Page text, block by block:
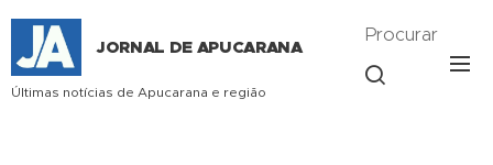
JORNAL DE APUCARANA
Últimas notícias de Apucarana e região
Procurar